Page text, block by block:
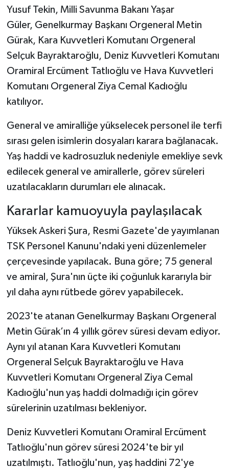
Yusuf Tekin, Milli Savunma Bakanı Yaşar
Güler, Genelkurmay Başkanı Orgeneral Metin
Gürak, Kara Kuvvetleri Komutanı Orgeneral
Selçuk Bayraktaroğlu, Deniz Kuvvetleri Komutanı
Oramiral Ercüment Tatlıoğlu ve Hava Kuvvetleri
Komutanı Orgeneral Ziya Cemal Kadıoğlu
katılıyor.
General ve amiralliğe yükselecek personel ile terfi
sırası gelen isimlerin dosyaları karara bağlanacak.
Yaş haddi ve kadrosuzluk nedeniyle emekliye sevk
edilecek general ve amirallerle, görev süreleri
uzatılacakların durumları ele alınacak.
Kararlar kamuoyuyla paylaşılacak
Yüksek Askeri Şura, Resmi Gazete'de yayımlanan
TSK Personel Kanunu'ndaki yeni düzenlemeler
çerçevesinde yapılacak. Buna göre; 75 general
ve amiral, Şura'nın üçte iki çoğunluk kararıyla bir
yıl daha aynı rütbede görev yapabilecek.
2023'te atanan Genelkurmay Başkanı Orgeneral
Metin Gürak’ın 4 yıllık görev süresi devam ediyor.
Aynı yıl atanan Kara Kuvvetleri Komutanı
Orgeneral Selçuk Bayraktaroğlu ve Hava
Kuvvetleri Komutanı Orgeneral Ziya Cemal
Kadıoğlu'nun yaş haddi dolmadığı için görev
sürelerinin uzatılması bekleniyor.
Deniz Kuvvetleri Komutanı Oramiral Ercüment
Tatlıoğlu'nun görev süresi 2024'te bir yıl
uzatılmıştı. Tatlıoğlu'nun, yaş haddini 72'ye